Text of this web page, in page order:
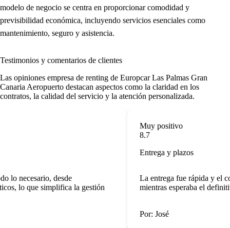
modelo de negocio se centra en proporcionar comodidad y
previsibilidad económica, incluyendo servicios esenciales como
mantenimiento, seguro y asistencia.
Testimonios y comentarios de clientes
Las opiniones empresa de renting de Europcar Las Palmas Gran
Canaria Aeropuerto destacan aspectos como la claridad en los
contratos, la calidad del servicio y la atención personalizada.
lo necesario, desde
lo que simplifica la gestión
Muy positivo
8.7
Entrega y plazos
La entrega fue rápida y el
mientras esperaba el
Por: José